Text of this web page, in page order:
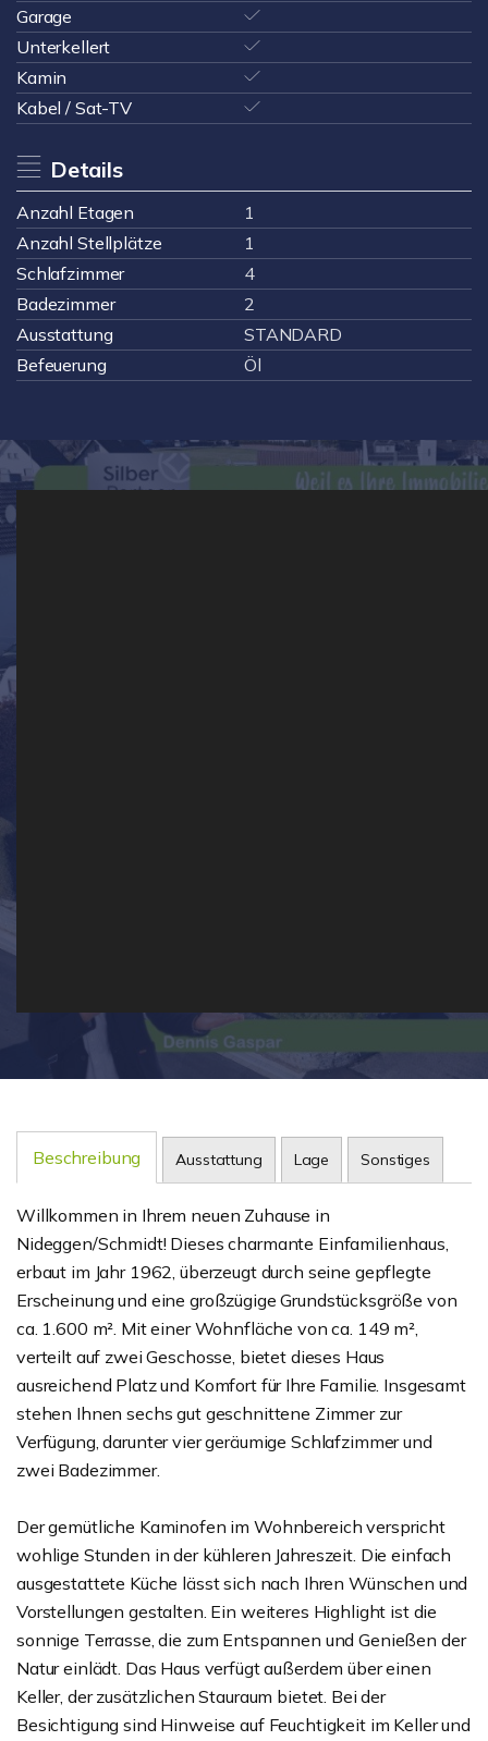
Garage
Unterkellert
Kamin
Kabel / Sat-TV
Details
Anzahl Etagen
1
Anzahl Stellplätze
1
Schlafzimmer
4
Badezimmer
2
Ausstattung
STANDARD
Befeuerung
Öl
Beschreibung Ausstattung Lage Sonstiges
Willkommen in Ihrem neuen Zuhause in
Nideggen/Schmidt! Dieses charmante Einfamilienhaus,
erbaut im Jahr 1962, überzeugt durch seine gepflegte
Erscheinung und eine großzügige Grundstücksgröße von
ca. 1.600 m². Mit einer Wohnfläche von ca. 149 m²,
verteilt auf zwei Geschosse, bietet dieses Haus
ausreichend Platz und Komfort für Ihre Familie. Insgesamt
stehen Ihnen sechs gut geschnittene Zimmer zur
Verfügung, darunter vier geräumige Schlafzimmer und
zwei Badezimmer.
Der gemütliche Kaminofen im Wohnbereich verspricht
wohlige Stunden in der kühleren Jahreszeit. Die einfach
ausgestattete Küche lässt sich nach Ihren Wünschen und
Vorstellungen gestalten. Ein weiteres Highlight ist die
sonnige Terrasse, die zum Entspannen und Genießen der
Natur einlädt. Das Haus verfügt außerdem über einen
Keller, der zusätzlichen Stauraum bietet. Bei der
Besichtigung sind Hinweise auf Feuchtigkeit im Keller und